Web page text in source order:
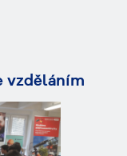
vzděláním